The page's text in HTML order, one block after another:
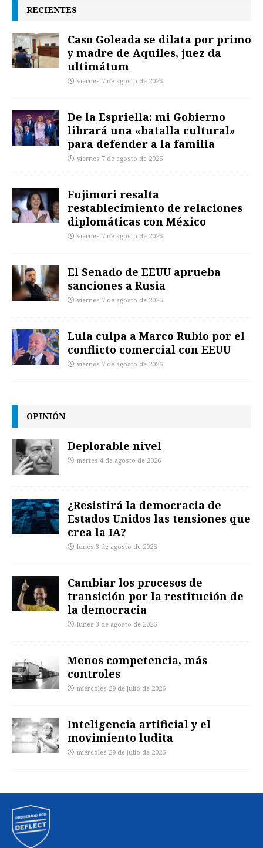
RECIENTES
Caso Goleada se dilata por primo
y madre de Aquiles, juez da
ultimátum
viernes 7 de agosto de 2026
De la Espriella: mi Gobierno
librará una «batalla cultural»
para defender a la familia
viernes 7 de agosto de 2026
Fujimori resalta
restablecimiento de relaciones
diplomáticas con México
viernes 7 de agosto de 2026
El Senado de EEUU aprueba
sanciones a Rusia
viernes 7 de agosto de 2026
Lula culpa a Marco Rubio por el
conflicto comercial con EEUU
viernes 7 de agosto de 2026
OPINIÓN
Deplorable nivel
martes 4 de agosto de 2026
¿Resistirá la democracia de
Estados Unidos las tensiones que
crea la IA?
lunes 3 de agosto de 2026
Cambiar los procesos de
transición por la restitución de
la democracia
lunes 3 de agosto de 2026
Menos competencia, más
controles
miércoles 29 de julio de 2026
Inteligencia artificial y el
movimiento ludita
miércoles 29 de julio de 2026